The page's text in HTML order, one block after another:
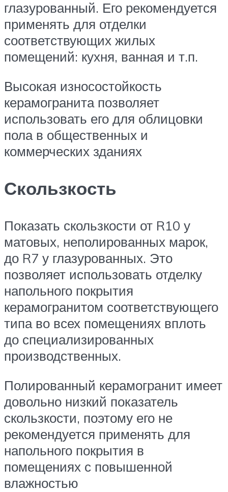
глазурованный. Его рекомендуется
применять для отделки
соответствующих жилых
помещений: кухня, ванная и т.п.
Высокая износостойкость
керамогранита позволяет
использовать его для облицовки
пола в общественных и
коммерческих зданиях
Скользкость
Показать скользкости от R10 у
матовых, неполированных марок,
до R7 у глазурованных. Это
позволяет использовать отделку
напольного покрытия
керамогранитом соответствующего
типа во всех помещениях вплоть
до специализированных
производственных.
Полированный керамогранит имеет
довольно низкий показатель
скользкости, поэтому его не
рекомендуется применять для
напольного покрытия в
помещениях с повышенной
влажностью